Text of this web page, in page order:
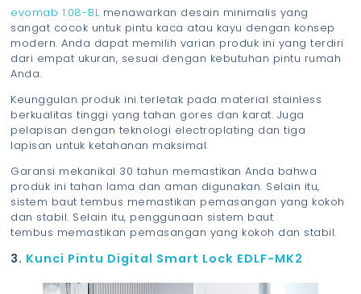
evomab 1.08-BLmenawarkan desain minimalis yang
sangat cocok untuk pintu kaca atau kayu dengan konsep
modern. Anda dapat memilih varian produk ini yang terdiri
dari empat ukuran, sesuai dengan kebutuhan pintu rumah
Anda.
Keunggulan produk ini terletak pada material stainless
berkualitas tinggi yang tahan gores dan karat. Juga
pelapisan dengan teknologi electroplating dan tiga
lapisan untuk ketahanan maksimal.
Garansi mekanikal 30 tahun memastikan Anda bahwa
produk ini tahan lama dan aman digunakan. Selain itu,
sistem baut tembus memastikan pemasangan yang kokoh
dan stabil. Selain itu, penggunaan sistem baut
tembus memastikan pemasangan yang kokoh dan stabil.
3. Kunci Pintu Digital Smart Lock EDLF-MK2